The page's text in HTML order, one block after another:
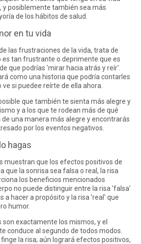
y posiblemente también sea más
de los hábitos de salud.
en tu vida
las frustraciones de la vida, trata de
es tan frustrante o deprimente que es
que podrías 'mirar hacia atrás y reír'.
como una historia que podría contarles
si puedee reírte de ella ahora.
que también te sienta más alegre y
y a los que te rodean más de qué
de una manera más alegre y encontrarás
por los eventos negativos.
hagas
muestran que los efectos positivos de
que la sonrisa sea falsa o real, la risa
los beneficios mencionados
no puede distinguir entre la risa 'falsa'
a hacer a propósito y la risa 'real' que
humor.
son exactamente los mismos, y el
conduce al segundo de todos modos.
la risa; aún logrará efectos positivos,